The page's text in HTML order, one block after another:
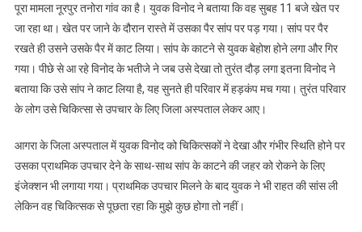
पूरा मामला नूरपुर तनोरा गांव का है। युवक विनोद ने बताया कि वह सुबह 11 बजे खेत पर
जा रहा था। खेत पर जाने के दौरान रास्ते में उसका पैर सांप पर पड़ गया। सांप पर पैर
रखते ही उसने उसके पैर में काट लिया। सांप के काटने से युवक बेहोश होने लगा और गिर
गया। पीछे से आ रहे विनोद के भतीजे ने जब उसे देखा तो तुरंत दौड़ लगा इतना विनोद ने
बताया कि उसे सांप ने काट लिया है, यह सुनते ही परिवार में हड़कंप मच गया। तुरंत परिवार
के लोग उसे चिकित्सा से उपचार के लिए जिला अस्पताल लेकर आए।
आगरा के जिला अस्पताल में युवक विनोद को चिकित्सकों ने देखा और गंभीर स्थिति होने पर
उसका प्राथमिक उपचार देने के साथ-साथ सांप के काटने की जहर को रोकने के लिए
इंजेक्शन भी लगाया गया। प्राथमिक उपचार मिलने के बाद युवक ने भी राहत की सांस ली
लेकिन वह चिकित्सक से पूछता रहा कि मुझे कुछ होगा तो नहीं।